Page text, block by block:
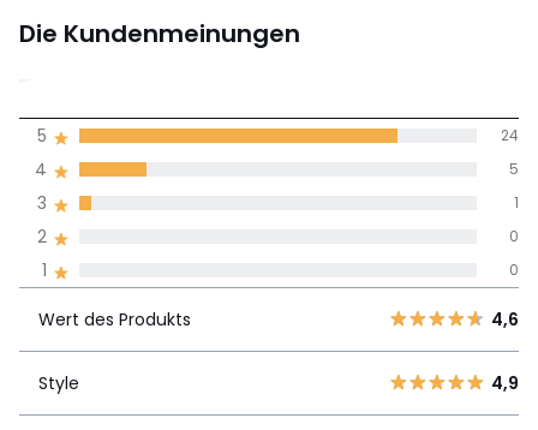
Die Kundenmeinungen
4,8
(30)
4
Wert des
4,9
1 0
2 0
3 1
4 5
5 24
Wert des Produkts 4,6
Style 4,9